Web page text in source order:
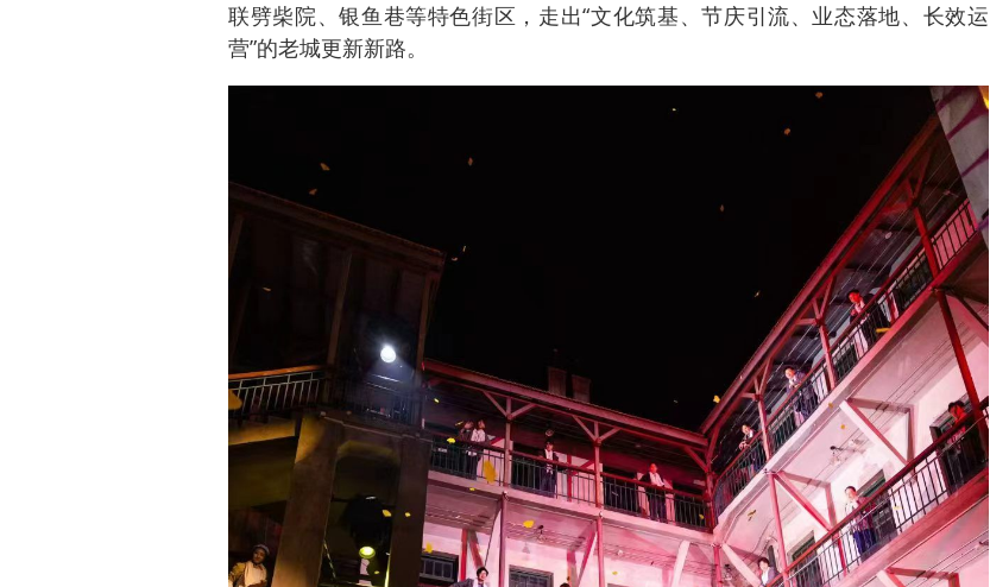
联劈柴院、银鱼巷等特色街区，走出“文化筑基、节庆引流、业态落地、长效运
营”的老城更新新路。